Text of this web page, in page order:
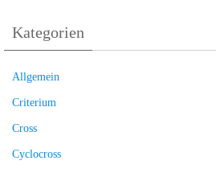
Kategorien
Allgemein
Criterium
Cross
Cyclocross